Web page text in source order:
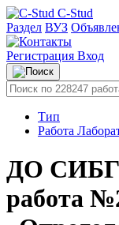
C-Stud
Раздел ВУЗ
Регистрация Вход
Тип
Работа
ДО
работа